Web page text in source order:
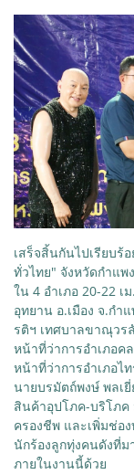
เสร็จสิ้นกันไปเรียบ
ทั่วไทย" จังหวัดกำแพ
ใน 4 อำเภอ 20-22
อุทยาน อ.เมือง จ.กำ
รติฯ เทศบาลขาณุวร
หน้าที่ว่าการอำเภอค
หน้าที่ว่าการอำเภอไ
นายบรมัตถ์พงษ์ พลเ
สินค้าอุปโภค-บริโภค
ครองชีพ และเพิ่มช่อ
นักร้องลูกทุ่งคนดังที่
ภายในงานนี้ด้วย